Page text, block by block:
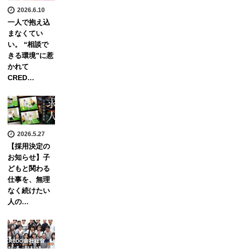
2026.6.10
一人で抱え込
まなくてい
い。 “相談で
きる環境”に惹
かれて
CRED…
2026.5.27
【採用決定の
お知らせ】子
どもと関わる
仕事を、無理
なく続けたい
人の…